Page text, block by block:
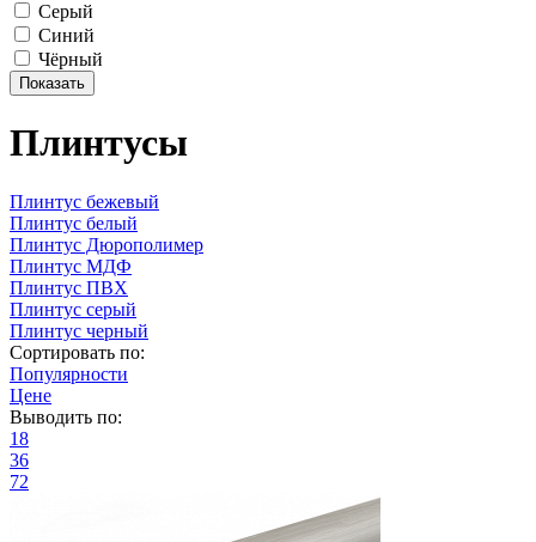
Серый
Синий
Чёрный
Плинтусы
Плинтус бежевый
Плинтус белый
Плинтус Дюрополимер
Плинтус МДФ
Плинтус ПВХ
Плинтус серый
Плинтус черный
Сортировать по:
Популярности
Цене
Выводить по:
18
36
72